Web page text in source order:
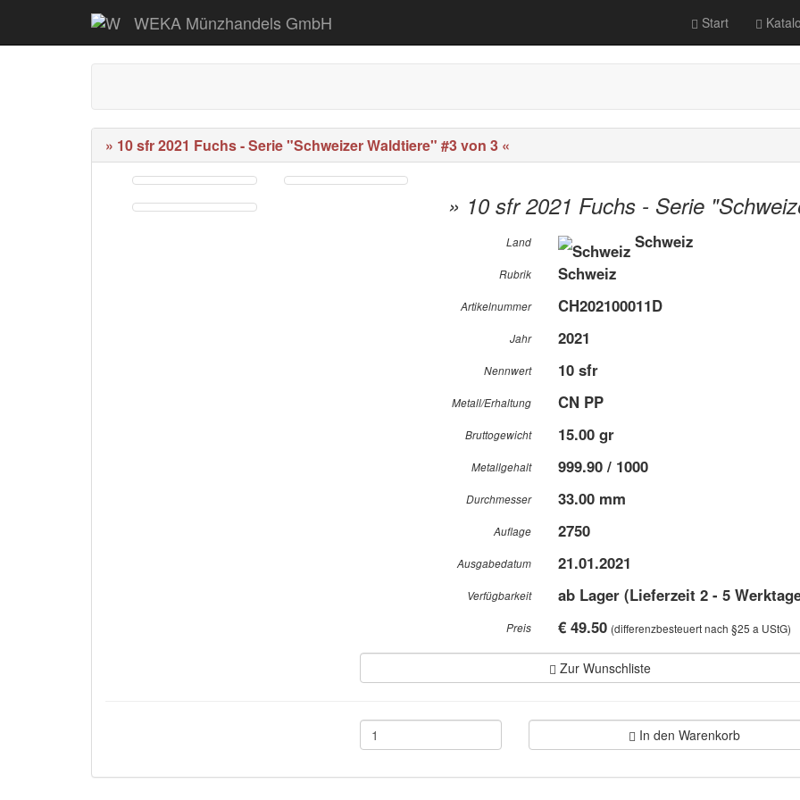
WEKA Münzhandels GmbH Start
» 10 sfr 2021 Fuchs - Serie "Schweizer Waldtiere" #3 von 3 «
» 10 sfr 2021 Fuchs - Serie
Land Schweiz
Rubrik Schweiz
Artikelnummer CH202100011D
Jahr 2021
Nennwert 10 sfr
Metall/Erhaltung CN PP
Bruttogewicht 15.00 gr
Metallgehalt 999.90 / 1000
Durchmesser 33.00 mm
Auflage 2750
Ausgabedatum 21.01.2021
Verfügbarkeit ab Lager (Lieferzeit 2 - 5
Preis € 49.50 (differenzbesteuert nach §25 a UStG)
Zur Wunschliste
In den Warenkorb